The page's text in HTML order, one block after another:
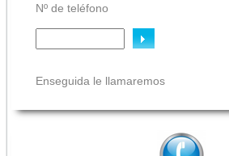
Nº de teléfono
Enseguida le llamaremos